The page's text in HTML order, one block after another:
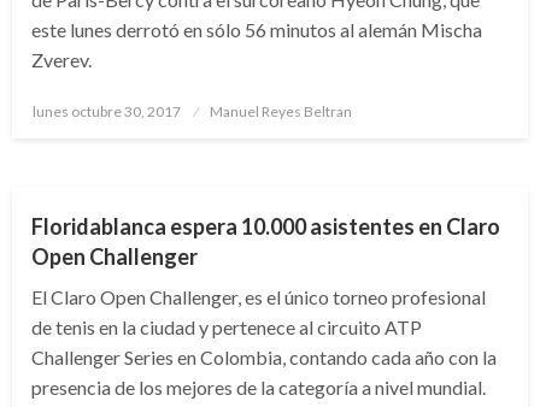
este lunes derrotó en sólo 56 minutos al alemán Mischa
Zverev.
Publicado
lunes octubre 30, 2017 Manuel Reyes Beltran
Floridablanca espera 10.000 asistentes en Claro
Open Challenger
El Claro Open Challenger, es el único torneo profesional
de tenis en la ciudad y pertenece al circuito ATP
Challenger Series en Colombia, contando cada año con la
presencia de los mejores de la categoría a nivel mundial.